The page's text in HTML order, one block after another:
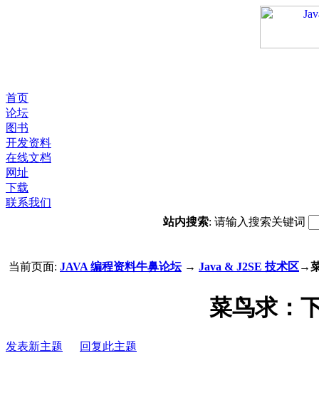
首页
论坛
图书
开发资料
在线文档
网址
下载
联系我们
站内搜索: 请输入搜索关键词
当前页面: JAVA 编程资料牛鼻论坛→ Java & J2SE 技术区→
菜鸟求：
发表新主题 回复此主题